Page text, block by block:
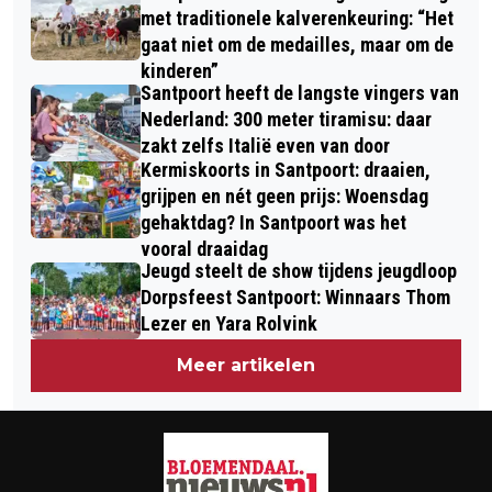
met traditionele kalverenkeuring: “Het
gaat niet om de medailles, maar om de
kinderen”
Santpoort heeft de langste vingers van
Nederland: 300 meter tiramisu: daar
zakt zelfs Italië even van door
Kermiskoorts in Santpoort: draaien,
grijpen en nét geen prijs: Woensdag
gehaktdag? In Santpoort was het
vooral draaidag
Jeugd steelt de show tijdens jeugdloop
Dorpsfeest Santpoort: Winnaars Thom
Lezer en Yara Rolvink
Meer artikelen